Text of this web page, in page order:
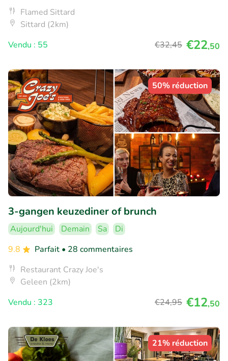
Flamed Sittard
Sittard (2km)
Vendu : 55
€32,45 €22,50
50% réduction
3-gangen keuzediner of brunch
Aujourd'hui Demain Sa
Di
9.8
Parfait • 28 commentaires
Restaurant Crazy Joe's
Geleen (2km)
Vendu : 323
€24,95 €12,50
21% réduction